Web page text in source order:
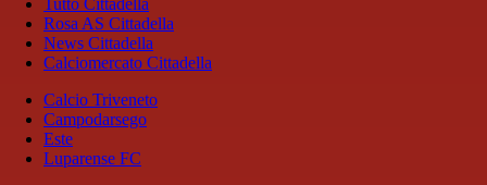
Tutto Cittadella
Rosa AS Cittadella
News Cittadella
Calciomercato Cittadella
Calcio Triveneto
Campodarsego
Este
Luparense FC